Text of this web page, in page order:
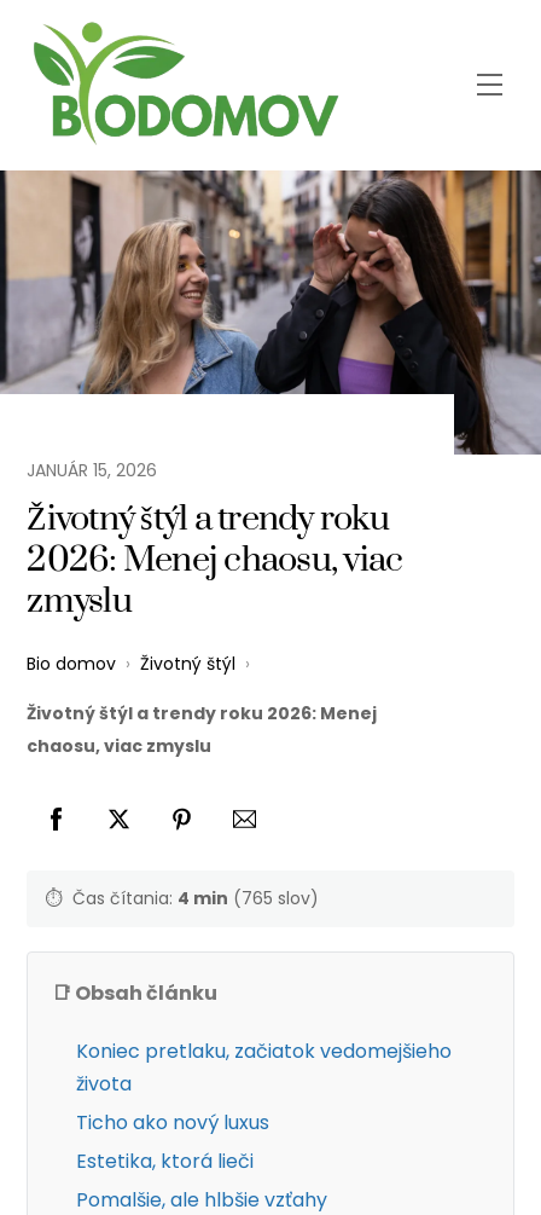
content
JANUÁR 15,2026
Životný štýl a trendy roku
2026: Menej chaosu, viac
zmyslu
Bio domov › Životný štýl ›
Životný štýl a trendy roku 2026: Menej
chaosu, viac zmyslu
⏱️ Čas čítania: 4 min (765 slov)
📑 Obsah článku
Koniec pretlaku, začiatok vedomejšieho
života
Ticho ako nový luxus
Estetika, ktorá lieči
Pomalšie, ale hlbšie vzťahy